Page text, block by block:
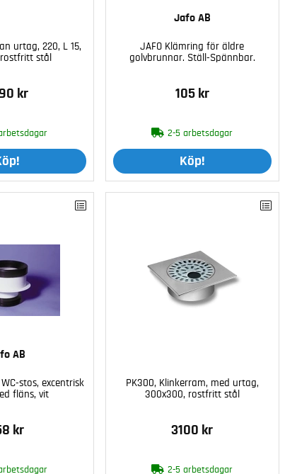
urtag, 220, L 15,
stål
kr
Jafo AB
JAFO Klämring för äldre
golvbrunnar. Ställ-Spännbar.
105 kr
2-5 arbetsdagar
Köp!
AB
stos, excentrisk
fläns, vit
kr
PK300, Klinkerram, med urtag,
300x300, rostfritt stål
3100 kr
2-5 arbetsdagar